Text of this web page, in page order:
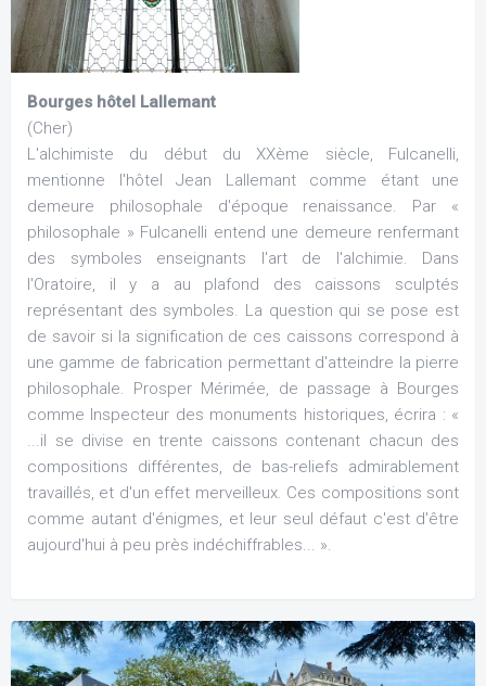
Bourges hôtel Lallemant
(Cher)
L'alchimiste du début du XXème siècle, Fulcanelli,
mentionne l'hôtel Jean Lallemant comme étant une
demeure philosophale d'époque renaissance. Par «
philosophale » Fulcanelli entend une demeure renfermant
des symboles enseignants l'art de l'alchimie. Dans
l'Oratoire, il y a au plafond des caissons sculptés
représentant des symboles. La question qui se pose est
de savoir si la signification de ces caissons correspond à
une gamme de fabrication permettant d'atteindre la pierre
philosophale. Prosper Mérimée, de passage à Bourges
comme Inspecteur des monuments historiques, écrira : «
...il se divise en trente caissons contenant chacun des
compositions différentes, de bas-reliefs admirablement
travaillés, et d'un effet merveilleux. Ces compositions sont
comme autant d'énigmes, et leur seul défaut c'est d'être
aujourd'hui à peu près indéchiffrables... ».